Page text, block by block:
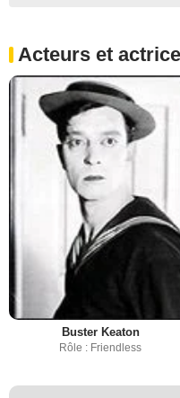
Acteurs et
Buster Keaton
Rôle : Friendless